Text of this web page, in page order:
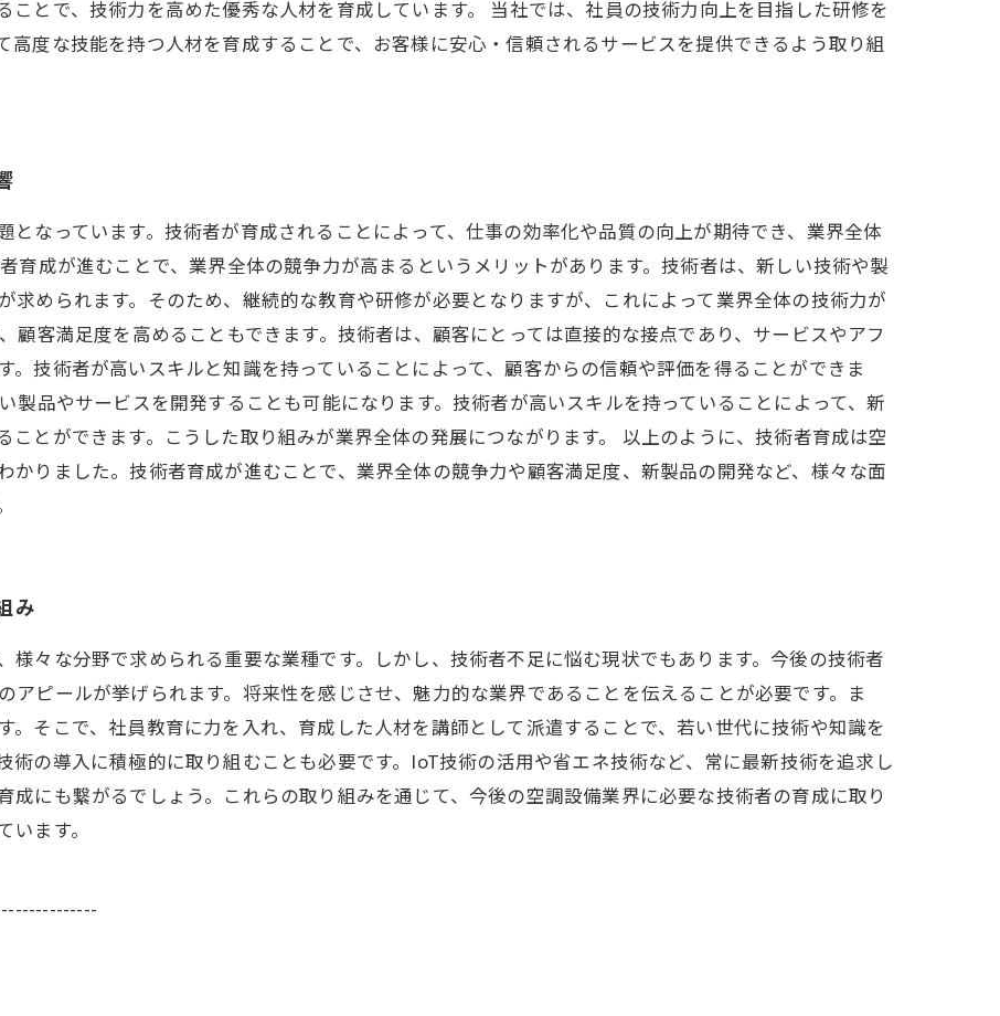
ことで、技術力を高めた優秀な人材を育成しています。 当社では、社員の技術力向上を目指した研修を
高度な技能を持つ人材を育成することで、お客様に安心・信頼されるサービスを提供できるよう取り組
なっています。技術者が育成されることによって、仕事の効率化や品質の向上が期待でき、業界全体
育成が進むことで、業界全体の競争力が高まるというメリットがあります。技術者は、新しい技術や製
求められます。そのため、継続的な教育や研修が必要となりますが、これによって業界全体の技術力が
顧客満足度を高めることもできます。技術者は、顧客にとっては直接的な接点であり、サービスやアフ
。技術者が高いスキルと知識を持っていることによって、顧客からの信頼や評価を得ることができま
製品やサービスを開発することも可能になります。技術者が高いスキルを持っていることによって、新
ことができます。こうした取り組みが業界全体の発展につながります。 以上のように、技術者育成は空
かりました。技術者育成が進むことで、業界全体の競争力や顧客満足度、新製品の開発など、様々な面
み
様々な分野で求められる重要な業種です。しかし、技術者不足に悩む現状でもあります。今後の技術者
アピールが挙げられます。将来性を感じさせ、魅力的な業界であることを伝えることが必要です。ま
。そこで、社員教育に力を入れ、育成した人材を講師として派遣することで、若い世代に技術や知識を
術の導入に積極的に取り組むことも必要です。IoT技術の活用や省エネ技術など、常に最新技術を追求し
成にも繋がるでしょう。これらの取り組みを通じて、今後の空調設備業界に必要な技術者の育成に取り
ます。